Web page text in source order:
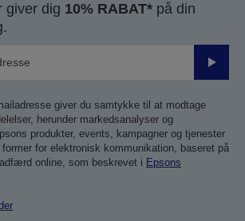
giver dig 10% RABAT* på din
Send
giver du samtykke til at modtage
herunder markedsanalyser og
produkter, events, kampagner og tjenester
for elektronisk kommunikation, baseret på
online, som beskrevet i Epsons